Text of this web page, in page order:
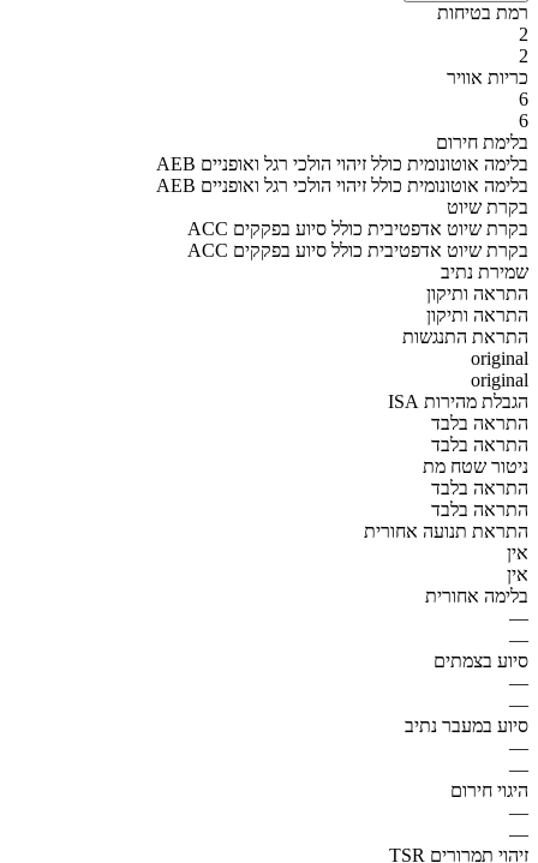
רמת בטיחות
2
2
כריות אוויר
6
6
בלימת חירום
AEB בלימה אוטונומית כולל זיהוי הולכי רגל ואופניים
AEB בלימה אוטונומית כולל זיהוי הולכי רגל ואופניים
בקרת שיוט
ACC בקרת שיוט אדפטיבית כולל סיוע בפקקים
ACC בקרת שיוט אדפטיבית כולל סיוע בפקקים
שמירת נתיב
התראה ותיקון
התראה ותיקון
התראת התנגשות
original
original
הגבלת מהירות ISA
התראה בלבד
התראה בלבד
ניטור שטח מת
התראה בלבד
התראה בלבד
התראת תנועה אחורית
אין
אין
בלימה אחורית
—
—
סיוע בצמתים
—
—
סיוע במעבר נתיב
—
—
היגוי חירום
—
—
זיהוי תמרורים TSR